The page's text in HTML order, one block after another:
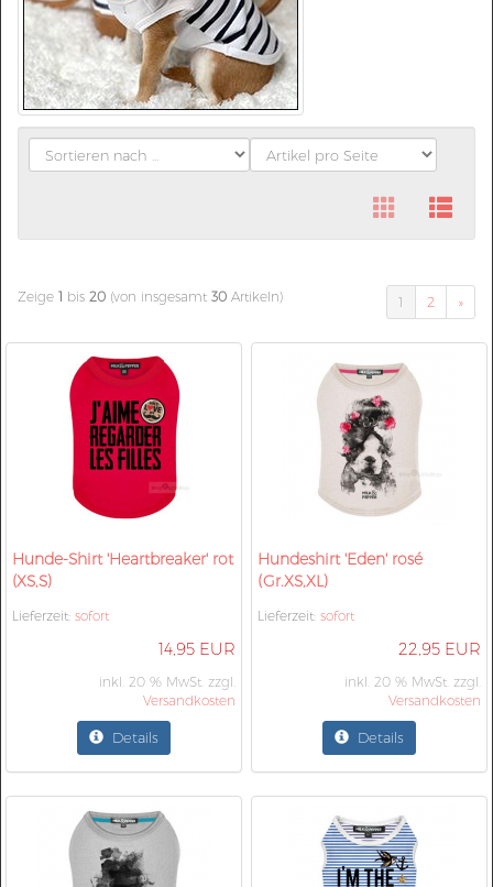
Zeige 1 bis 20 (von insgesamt 30 Artikeln) 1 2 »
Hunde-Shirt 'Heartbreaker' rot
(XS,S)
Lieferzeit: sofort
14,95 EUR
inkl. 20 % MwSt. zzgl.
Versandkosten
Details
Hundeshirt 'Eden' rosé
(Gr.XS,XL)
Lieferzeit: sofort
22,95 EUR
inkl. 20 % MwSt. zzgl.
Versandkosten
Details